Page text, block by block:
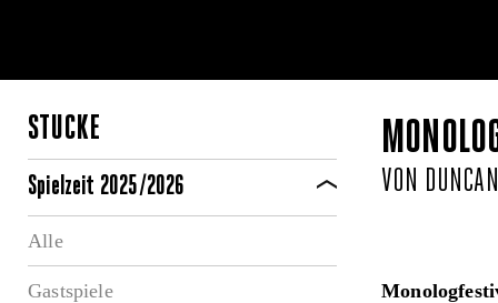
STÜCKE
Spielzeit 2025/2026
Alle
Gastspiele
VON